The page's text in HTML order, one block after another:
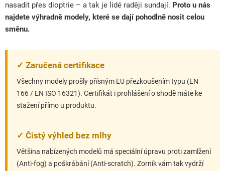
nasadit přes dioptrie – a tak je lidé raději sundají. Proto u nás
najdete výhradně modely, které se dají pohodlně nosit celou
směnu.
✓ Zaručená certifikace
Všechny modely prošly přísným EU přezkoušením typu (EN
166 / EN ISO 16321). Certifikát i prohlášení o shodě máte ke
stažení přímo u produktu.
✓ Čistý výhled bez mlhy
Většina nabízených modelů má speciální úpravu proti zamlžení
(Anti-fog) a poškrábání (Anti-scratch). Zorník vám tak vydrží